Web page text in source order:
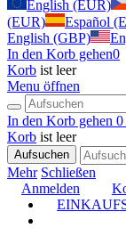
English (EUR)
(EUR)
Español
English (GBP)
In den Korb gehen0
Korb ist leer
Menu öffnen
In den Korb gehen 0
Korb ist leer
Aufsuchen
Mehr Schließen
Anmelden